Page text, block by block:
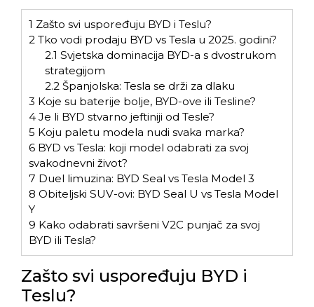
1 Zašto svi uspoređuju BYD i Teslu?
2 Tko vodi prodaju BYD vs Tesla u 2025. godini?
2.1 Svjetska dominacija BYD-a s dvostrukom
strategijom
2.2Španjolska: Tesla se drži za dlaku
3 Koje su baterije bolje, BYD-ove ili Tesline?
4 Je li BYD stvarno jeftiniji od Tesle?
5 Koju paletu modela nudi svaka marka?
6 BYD vs Tesla: koji model odabrati za svoj
svakodnevni život?
7 Duel limuzina: BYD Seal vs Tesla Model 3
8 Obiteljski SUV-ovi: BYD Seal U vs Tesla Model
Y
9 Kako odabrati savršeni V2C punjač za svoj
BYD ili Tesla?
Zašto svi uspoređuju BYD i
Teslu?